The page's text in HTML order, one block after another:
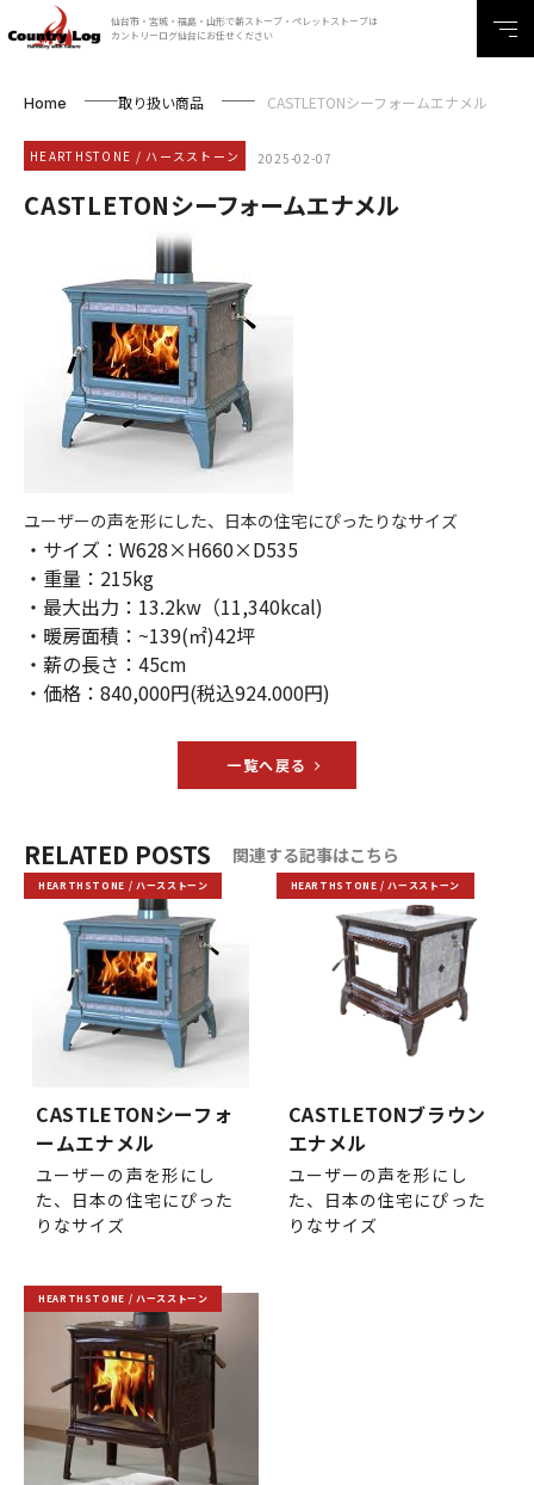
仙台市・宮城・福島・山形で薪ストーブ・ペレットストーブは
カントリーログ仙台にお任せください
Home 取り扱い商品 CASTLETONシーフォームエナメル
HEARTHSTONE / ハースストーン 2025-02-07
CASTLETONシーフォームエナメル
ユーザーの声を形にした、日本の住宅にぴったりなサイズ
・サイズ：W628×H660×D535
・重量：215kg
・最大出力：13.2kw（11,340kcal)
・暖房面積：~139(㎡)42坪
・薪の長さ：45cm
・価格：840,000円(税込924.000円)
一覧へ戻る
RELATED POSTS 関連する記事はこちら
HEARTHSTONE / ハースストーン
CASTLETONシーフォ
ームエナメル
ユーザーの声を形にし
た、日本の住宅にぴった
りなサイズ
HEARTHSTONE / ハースストーン
CASTLETONブラウン
エナメル
ユーザーの声を形にし
た、日本の住宅にぴった
りなサイズ
HEARTHSTONE / ハースストーン